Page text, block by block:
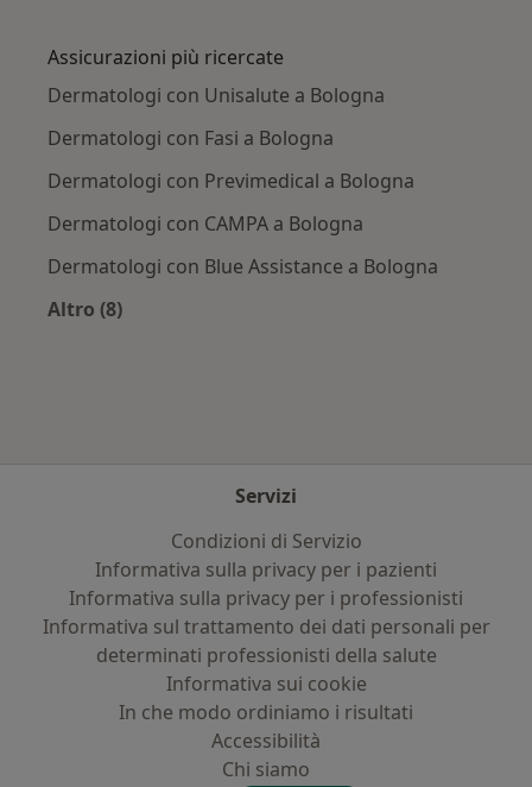
Assicurazioni più ricercate
Dermatologi con Unisalute a Bologna
Dermatologi con Fasi a Bologna
Dermatologi con Previmedical a Bologna
Dermatologi con CAMPA a Bologna
Dermatologi con Blue Assistance a Bologna
Altro (8)
Servizi
Condizioni di Servizio
Informativa sulla privacy per i pazienti
Informativa sulla privacy per i professionisti
Informativa sul trattamento dei dati personali per
determinati professionisti della salute
Informativa sui cookie
In che modo ordiniamo i risultati
Accessibilità
Chi siamo